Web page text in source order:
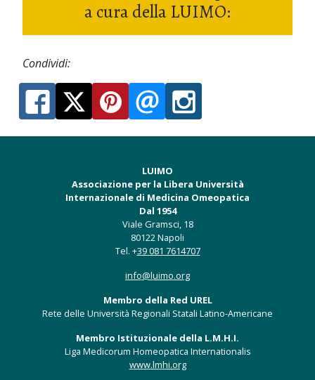
a cura della LUIMO:
Condividi:
LUIMO
Associazione per la Libera Università
Internazionale di Medicina Omeopatica
Dal 1954
Viale Gramsci, 18
80122 Napoli
Tel. +39 081 7614707
info@luimo.org
Membro della Red UREL
Rete delle Università Regionali Statali Latino-Americane
Membro Istituzionale della L.M.H.I.
Liga Medicorum Homeopatica Internationalis
www.lmhi.org